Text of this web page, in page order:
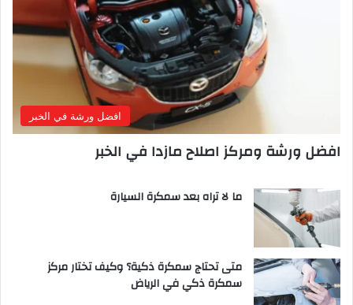
افضل ورشة في الخبر
افضل ورشة ومركز اصلاح مازدا في الخبر
ما لا تراه بعد سمكرة السيارة
متى تحتاج سمكرة ذكية؟ وكيف تختار مركز
سمكرة ذكي في الرياض